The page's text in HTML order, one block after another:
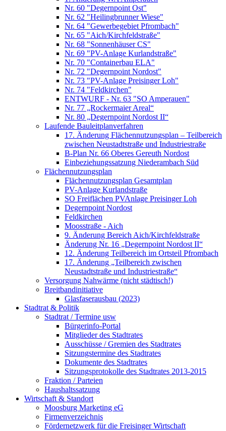
Nr. 60 "Degernpoint Ost"
Nr. 62 "Heilingbrunner Wiese"
Nr. 64 "Gewerbegebiet Pfrombach"
Nr. 65 "Aich/Kirchfeldstraße"
Nr. 68 "Sonnenhäuser CS"
Nr. 69 "PV-Anlage Kurlandstraße"
Nr. 70 "Containerbau ELA"
Nr. 72 "Degernpoint Nordost"
Nr. 73 "PV-Anlage Preisinger Loh"
Nr. 74 "Feldkirchen"
ENTWURF - Nr. 63 "SO Amperauen"
Nr. 77 „Rockermaier Areal“
Nr. 80 „Degernpoint Nordost II“
Laufende Bauleitplanverfahren
17. Änderung Flächennutzungsplan – Teilbereich
zwischen Neustadtstraße und Industriestraße
B-Plan Nr. 66 Oberes Gereuth Nordost
Einbeziehungssatzung Niederambach Süd
Flächennutzungsplan
Flächennutzungsplan Gesamtplan
PV-Anlage Kurlandstraße
SO Freiflächen PV­Anlage Preisinger Loh
Degernpoint Nordost
Feldkirchen
Moosstraße - Aich
9. Änderung Bereich Aich/Kirchfeldstraße
Änderung Nr. 16 „Degernpoint Nordost II“
12. Änderung Teilbereich im Ortsteil Pfrombach
17. Änderung „Teilbereich zwischen
Neustadtstraße und Industriestraße“
Versorgung Nahwärme (nicht städtisch!)
Breitbandinitiative
Glasfaserausbau (2023)
Stadtrat & Politik
Stadtrat / Termine usw
Bürgerinfo-Portal
Mitglieder des Stadtrates
Ausschüsse / Gremien des Stadtrates
Sitzungstermine des Stadtrates
Dokumente des Stadtrates
Sitzungsprotokolle des Stadtrates 2013-2015
Fraktion / Parteien
Haushaltssatzung
Wirtschaft & Standort
Moosburg Marketing eG
Firmenverzeichnis
Fördernetzwerk für die Freisinger Wirtschaft